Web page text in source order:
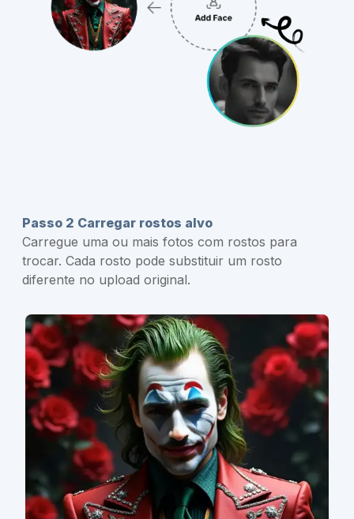
Passo 2 Carregar rostos alvo
Carregue uma ou mais fotos com rostos para
trocar. Cada rosto pode substituir um rosto
diferente no upload original.